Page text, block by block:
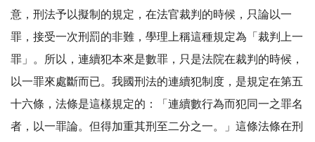
意，刑法予以擬制的規定，在法官裁判的時候，只論以一
罪，接受一次刑罰的非難，學理上稱這種規定為「裁判上一
罪」。所以，連續犯本來是數罪，只是法院在裁判的時候，
以一罪來處斷而已。我國刑法的連續犯制度，是規定在第五
十六條，法條是這樣規定的：「連續數行為而犯同一之罪名
者，以一罪論。但得加重其刑至二分之一。」這條法條在刑